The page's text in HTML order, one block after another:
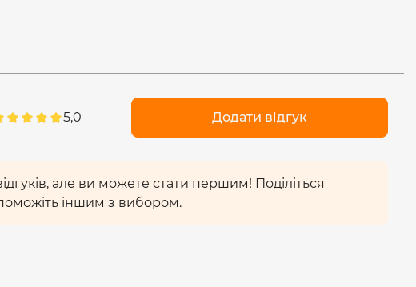
5,0 Додати відгук
але ви можете стати першим! Поділіться
іншим з вибором.